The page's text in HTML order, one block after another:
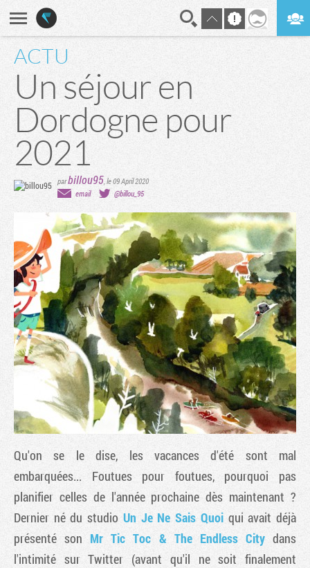
ACTU
Un séjour en
Dordogne pour
2021
parbillou95,le 09 April 2020
email
@billou_95
Qu'on se le dise, les vacances d'été sont mal
embarquées... Foutues pour foutues, pourquoi pas
planifier celles de l'année prochaine dès maintenant ?
Dernier né du studio Un Je Ne Sais Quoiqui avait déjà
présenté son Mr Tic Toc & The Endless Citydans
l'intimité sur Twitter (avant qu'il ne soit finalement
Tribune